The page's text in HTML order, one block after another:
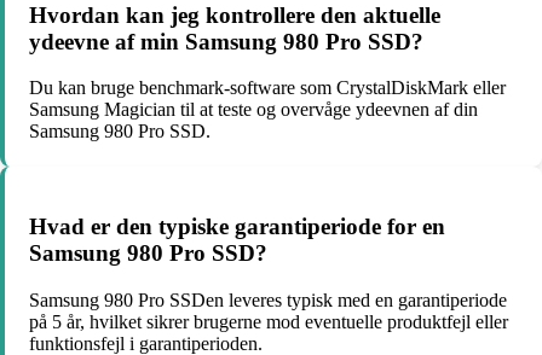
Hvordan kan jeg kontrollere den aktuelle
ydeevne af min Samsung 980 Pro SSD?
Du kan bruge benchmark-software som CrystalDiskMark eller
Samsung Magician til at teste og overvåge ydeevnen af din
Samsung 980 Pro SSD.
Hvad er den typiske garantiperiode for en
Samsung 980 Pro SSD?
Samsung 980 Pro SSDen leveres typisk med en garantiperiode
på 5 år, hvilket sikrer brugerne mod eventuelle produktfejl eller
funktionsfejl i garantiperioden.